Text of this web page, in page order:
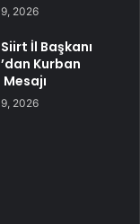
2026
İl Başkanı
Kurban
2026